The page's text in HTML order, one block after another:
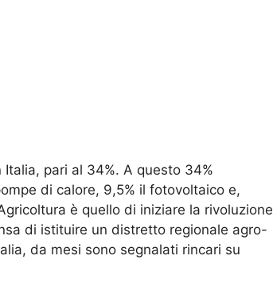
pari al 34%. A questo 34%
di calore, 9,5% il fotovoltaico e,
è quello di iniziare la rivoluzione
di istituire un distretto regionale agro-
da mesi sono segnalati rincari su